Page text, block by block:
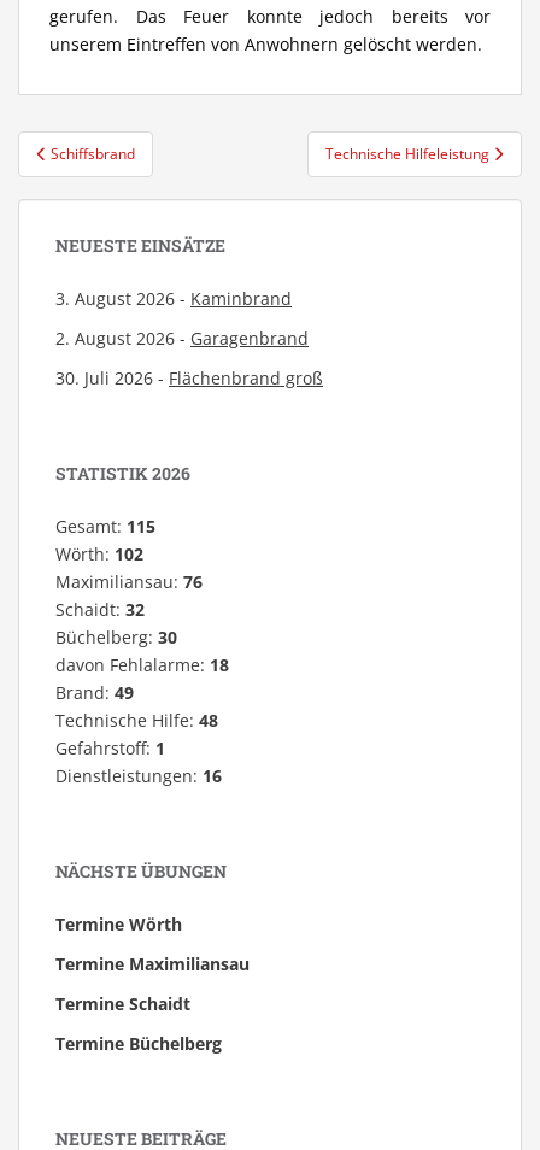
gerufen. Das Feuer konnte jedoch bereits vor
unserem Eintreffen von Anwohnern gelöscht werden.
Beitragsnavigation
Schiffsbrand Technische Hilfeleistung
NEUESTE EINSÄTZE
3. August 2026 - Kaminbrand
2. August 2026 - Garagenbrand
30. Juli 2026 - Flächenbrand groß
STATISTIK 2026
Gesamt: 115
Wörth: 102
Maximiliansau: 76
Schaidt: 32
Büchelberg: 30
davon Fehlalarme: 18
Brand: 49
Technische Hilfe: 48
Gefahrstoff: 1
Dienstleistungen: 16
NÄCHSTE ÜBUNGEN
Termine Wörth
Termine Maximiliansau
Termine Schaidt
Termine Büchelberg
NEUESTE BEITRÄGE